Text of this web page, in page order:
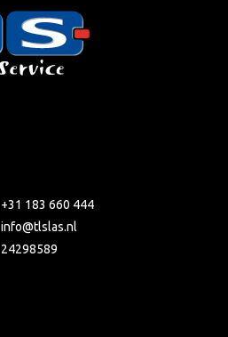
+31 183 660 444
info@tlslas.nl
24298589